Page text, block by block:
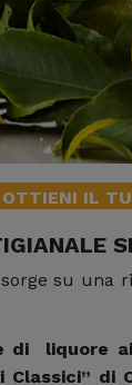
IL
su una
di liquore